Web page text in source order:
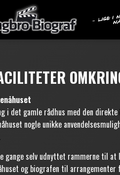
i det gamle rådhus med den
nogle unikke
gange selv udnyttet rammerne til
og biografen til